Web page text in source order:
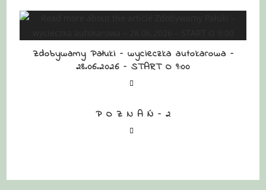
Zdobywamy Pałuki – wycieczka autokarowa –
28.06.2026 – START O 9:00
P O Z N A Ń – 2